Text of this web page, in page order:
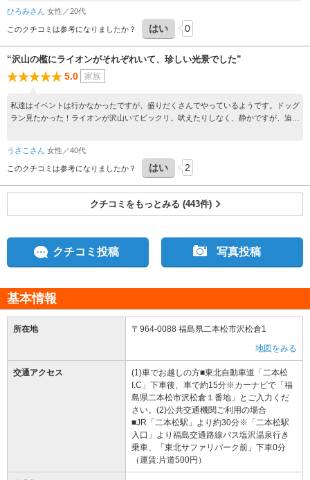
心。その後の草食動物エリアが本当に楽しい！猛スピードのアルパカに幅寄せされな
がら並走された経験あります？普通は無いです！娘達も、「シマウマさんのおヒゲ
ー!」や「後ろからアルパカが来てるー！」など大騒ぎ。サファリパークならではの
人も楽しめる笑いのある内容でした。他にもふれあい館や爬虫類館があるので、朝一
で来ても全部見るのには3、4時間かかります。レストランや売店はよくある感じで
ですし市営県営で無いことを考えると私は妥当な金額だと思います。ぜひ近くにお立
ち寄りの際は一度放し飼いゾーンへご訪問を！
運転しているからこそ動物により近くに行けるし餌やりも楽しい！キリン、ゾウの迫
力はなかなか体験できないレベル！ 色々あったと思うけど、職員さんたちはみんな
ひろみさん 女性／20代
このクチコミは参考になりましたか？ はい 0
“沢山の檻にライオンがそれぞれいて、珍しい光景でした”
5.0 家族
私達はイベントは行かなかったですが、盛りだくさんでやっているようです。ドッグ
ラン見たかった！ライオンが沢山いてビックリ。吠えたりしなく、静かですが、迫力
ロデロになります。ちゃんと、貸し出す前は窓や車内はキレイに拭いてくれてあっ
て、感動しました。シマウマ可愛いです。サファリゾーンが終わり、ふれあいに行っ
て、お猿さんの所に行きました。ワオギツネザル、エリマキキツネザルがとても可愛
く、エリマキキツネザルは人懐っこいのがいて、手のひらをバッチリ掴んで、細かい
リンゴを食べてくれました。ふわふわで可愛いです。
うさこさん 女性／40代
このクチコミは参考になりましたか？ はい 2
クチコミをもっとみる (443件)
クチコミ投稿 写真投稿
基本情報
所在地
〒964-0088 福島県二本松市沢松倉1
地図をみる
交通アクセス
(1)車でお越しの方■東北自動車道「二本松
I.C」下車後、車で約15分※カーナビで「福
島県二本松市沢松倉１番地」とご入力くだ
さい。(2)公共交通機関ご利用の場合
■JR「二本松駅」より約30分※「二本松駅
入口」より福島交通路線バス塩沢温泉行き
乗車、「東北サファリパーク前」下車0分